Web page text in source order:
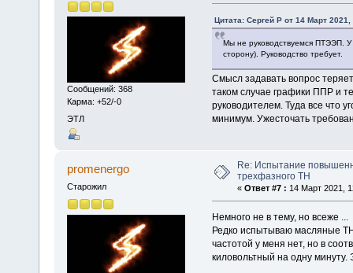
Сообщений: 368
Карма: +52/-0
ЭТЛ
Цитата: Сергей Р от 14 Март 2021,
Мы не руководствуемся ПТЭЭП.
сторону). Руководство требует.
Смысл задавать вопрос
таком случае графики ППР и
руководителем. Туда все что
минимум. Ужесточать
promenergo
Старожил
Re: Испытание
трехфазного ТН
« Ответ #7 : 14 Март 2021,
Немного не в тему, но всеже ...
Редко испытываю масляные
частотой у меня нет, но в
киловольтный на одну